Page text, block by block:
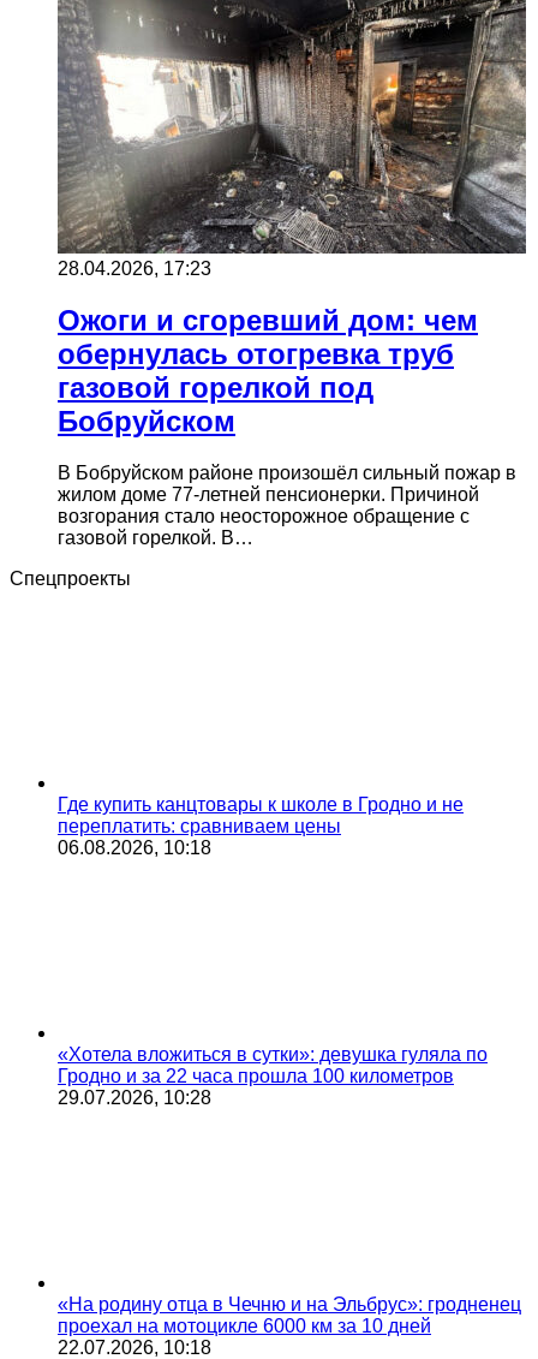
28.04.2026, 17:23
Ожоги и сгоревший дом: чем
обернулась отогревка труб
газовой горелкой под
Бобруйском
В Бобруйском районе произошёл сильный пожар в
жилом доме 77-летней пенсионерки. Причиной
возгорания стало неосторожное обращение с
газовой горелкой. В…
Спецпроекты
Где купить канцтовары к школе в Гродно и не
переплатить: сравниваем цены
06.08.2026, 10:18
«Хотела вложиться в сутки»: девушка гуляла по
Гродно и за 22 часа прошла 100 километров
29.07.2026, 10:28
«На родину отца в Чечню и на Эльбрус»: гродненец
проехал на мотоцикле 6000 км за 10 дней
22.07.2026, 10:18